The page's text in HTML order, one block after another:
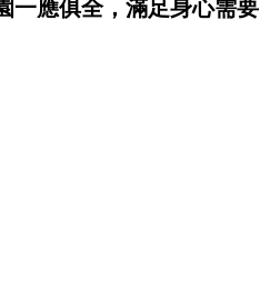
一應俱全，滿足身心需要